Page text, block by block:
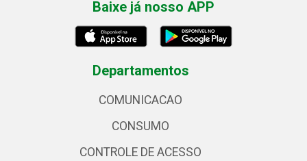
Baixe já nosso APP
Departamentos
COMUNICACAO
CONSUMO
CONTROLE DE ACESSO